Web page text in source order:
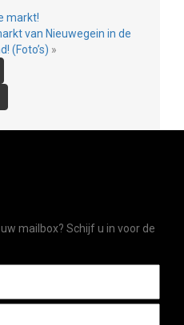
markt!
van Nieuwegein in de
(Foto’s) »
mailbox? Schijf u in voor de